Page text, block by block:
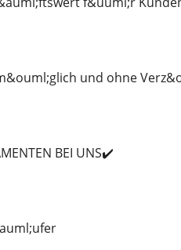
und ohne
BEI UNS✔️